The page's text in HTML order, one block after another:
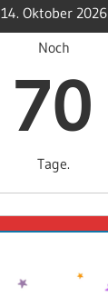
14. Oktober 2026
Noch
70
Tage.